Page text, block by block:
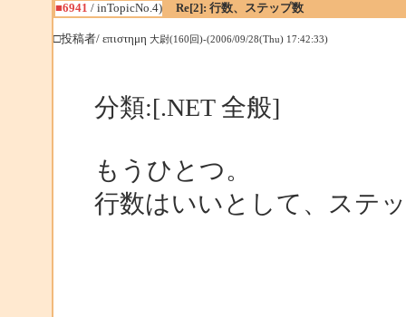
■6941 / inTopicNo.4) Re[2]: 行数、ステップ数
□投稿者/ επιστημη 大尉(160回)-(2006/09/28(Thu) 17:42:33)
分類:[.NET 全般]
もうひとつ。
行数はいいとして、ステ